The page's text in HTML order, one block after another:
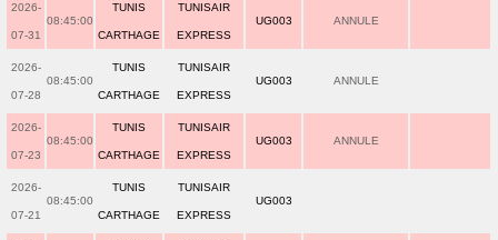
2026-
07-31
08:45:00
TUNIS
CARTHAGE
TUNISAIR
EXPRESS
UG003 ANNULE
2026-
07-28
08:45:00
TUNIS
CARTHAGE
TUNISAIR
EXPRESS
UG003 ANNULE
2026-
07-23
08:45:00
TUNIS
CARTHAGE
TUNISAIR
EXPRESS
UG003 ANNULE
2026-
07-21
08:45:00
TUNIS
CARTHAGE
TUNISAIR
EXPRESS
UG003